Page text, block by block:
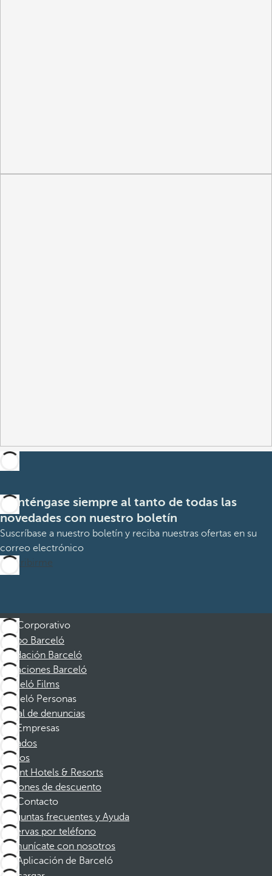
Manténgase siempre al tanto de todas las
novedades con nuestro boletín
Suscríbase a nuestro boletín y reciba nuestras ofertas en su
correo electrónico
Suscribirme
Corporativo
Grupo Barceló
Fundación Barceló
Vacaciones Barceló
Barceló Films
Barceló Personas
Canal de denuncias
Empresas
Afiliados
Socios
Dorint Hotels & Resorts
Cupones de descuento
Contacto
Preguntas frecuentes y Ayuda
Reservas por teléfono
Comunícate con nosotros
Aplicación de Barceló